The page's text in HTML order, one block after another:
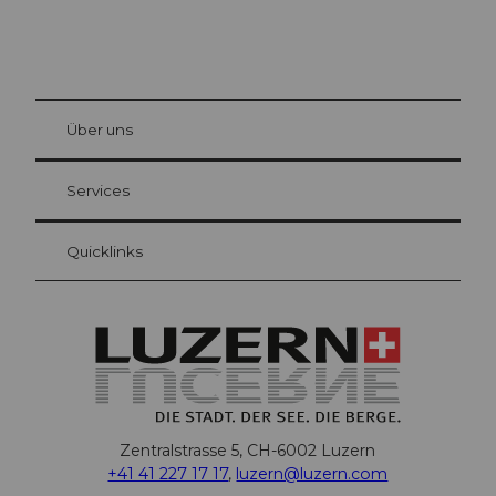
Gästekarte Luzern
Ihre Vorteile als Übernachtungsgast
at Bre
Über uns
Services
Quicklinks
Zentralstrasse 5, CH-6002 Luzern
+41 41 227 17 17, luzern@luzern.com